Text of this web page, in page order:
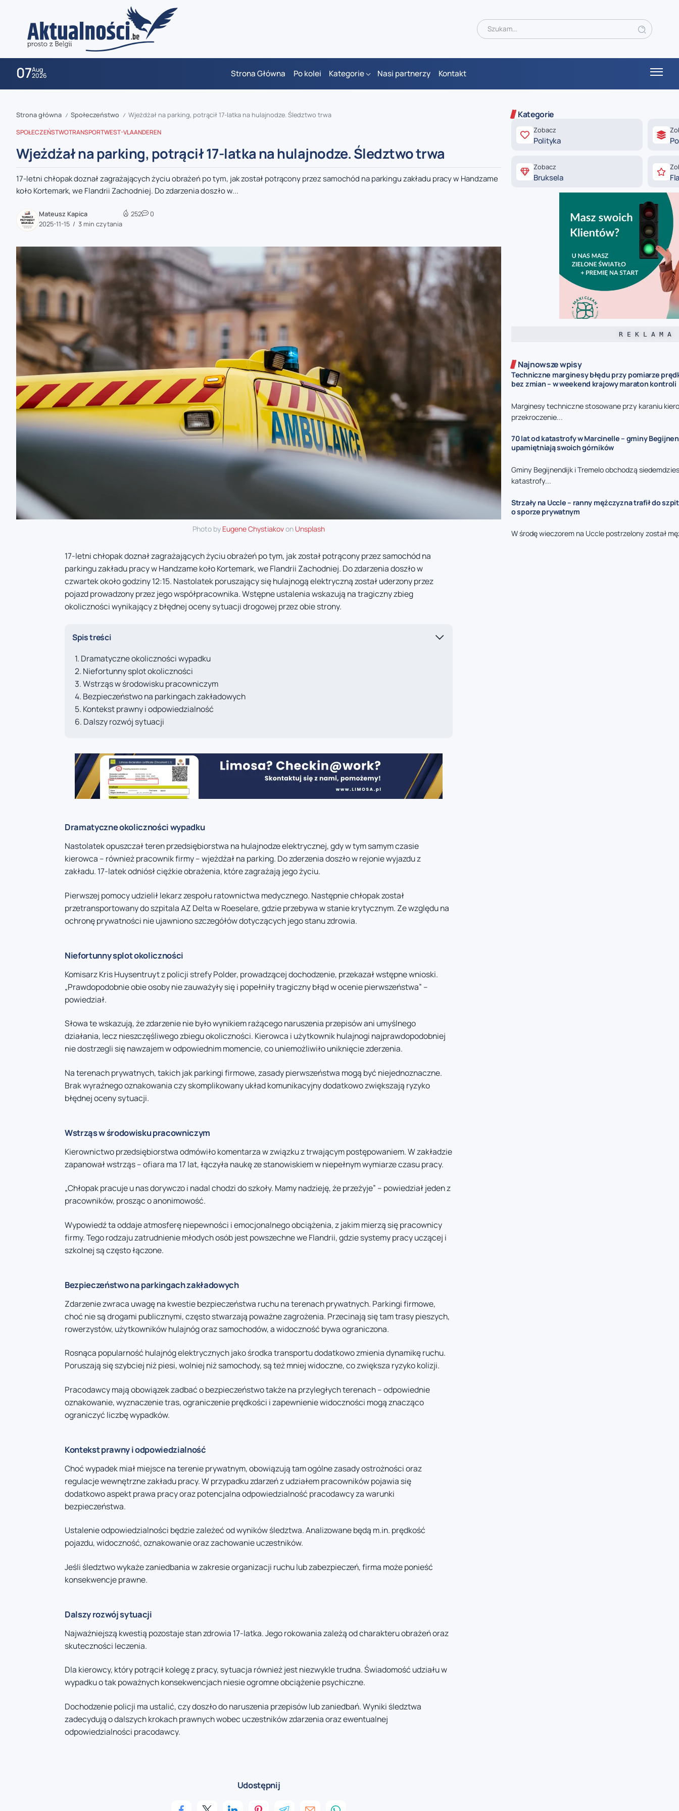
07Aug
2026 Strona Główna Po kolei Kategorie Nasi partnerzy Kontakt
zaobserwuj nas
zaobserwuj nas
zaobserwuj nas
zaobserwuj nas
zaobserwuj nas
Strona główna / Społeczeństwo / Wjeżdżał na parking, potrącił 17-latka na hulajnodze. Śledztwo trwa
SPOŁECZEŃSTWOTRANSPORTWEST-VLAANDEREN
Wjeżdżał na parking, potrącił 17-latka na hulajnodze. Śledztwo trwa
17-letni chłopak doznał zagrażających życiu obrażeń po tym, jak został potrącony przez samochód na parkingu zakładu pracy w Handzame
koło Kortemark, we Flandrii Zachodniej. Do zdarzenia doszło w...
Mateusz Kapica
2025-11-15
3 min czytania
252 0
Photo by Eugene Chystiakovon Unsplash
17-letni chłopak doznał zagrażających życiu obrażeń po tym, jak został potrącony przez samochód na
parkingu zakładu pracy w Handzame koło Kortemark, we Flandrii Zachodniej. Do zdarzenia doszło w
czwartek około godziny 12:15. Nastolatek poruszający się hulajnogą elektryczną został uderzony przez
pojazd prowadzony przez jego współpracownika. Wstępne ustalenia wskazują na tragiczny zbieg
okoliczności wynikający z błędnej oceny sytuacji drogowej przez obie strony.
Spis treści
Dramatyczne okoliczności wypadku
Niefortunny splot okoliczności
Wstrząs w środowisku pracowniczym
Bezpieczeństwo na parkingach zakładowych
Kontekst prawny i odpowiedzialność
Dalszy rozwój sytuacji
Dramatyczne okoliczności wypadku
Nastolatek opuszczał teren przedsiębiorstwa na hulajnodze elektrycznej, gdy w tym samym czasie
kierowca – również pracownik firmy – wjeżdżał na parking. Do zderzenia doszło w rejonie wyjazdu z
zakładu. 17-latek odniósł ciężkie obrażenia, które zagrażają jego życiu.
Pierwszej pomocy udzielił lekarz zespołu ratownictwa medycznego. Następnie chłopak został
przetransportowany do szpitala AZ Delta w Roeselare, gdzie przebywa w stanie krytycznym. Ze względu na
ochronę prywatności nie ujawniono szczegółów dotyczących jego stanu zdrowia.
Niefortunny splot okoliczności
Komisarz Kris Huysentruyt z policji strefy Polder, prowadzącej dochodzenie, przekazał wstępne wnioski.
„Prawdopodobnie obie osoby nie zauważyły się i popełniły tragiczny błąd w ocenie pierwszeństwa” –
powiedział.
Słowa te wskazują, że zdarzenie nie było wynikiem rażącego naruszenia przepisów ani umyślnego
działania, lecz nieszczęśliwego zbiegu okoliczności. Kierowca i użytkownik hulajnogi najprawdopodobniej
nie dostrzegli się nawzajem w odpowiednim momencie, co uniemożliwiło uniknięcie zderzenia.
Na terenach prywatnych, takich jak parkingi firmowe, zasady pierwszeństwa mogą być niejednoznaczne.
Brak wyraźnego oznakowania czy skomplikowany układ komunikacyjny dodatkowo zwiększają ryzyko
błędnej oceny sytuacji.
Wstrząs w środowisku pracowniczym
Kierownictwo przedsiębiorstwa odmówiło komentarza w związku z trwającym postępowaniem. W zakładzie
zapanował wstrząs – ofiara ma 17 lat, łączyła naukę ze stanowiskiem w niepełnym wymiarze czasu pracy.
„Chłopak pracuje u nas dorywczo i nadal chodzi do szkoły. Mamy nadzieję, że przeżyje” – powiedział jeden z
pracowników, prosząc o anonimowość.
Wypowiedź ta oddaje atmosferę niepewności i emocjonalnego obciążenia, z jakim mierzą się pracownicy
firmy. Tego rodzaju zatrudnienie młodych osób jest powszechne we Flandrii, gdzie systemy pracy uczącej i
szkolnej są często łączone.
Bezpieczeństwo na parkingach zakładowych
Zdarzenie zwraca uwagę na kwestie bezpieczeństwa ruchu na terenach prywatnych. Parkingi firmowe,
choć nie są drogami publicznymi, często stwarzają poważne zagrożenia. Przecinają się tam trasy pieszych,
rowerzystów, użytkowników hulajnóg oraz samochodów, a widoczność bywa ograniczona.
Rosnąca popularność hulajnóg elektrycznych jako środka transportu dodatkowo zmienia dynamikę ruchu.
Poruszają się szybciej niż piesi, wolniej niż samochody, są też mniej widoczne, co zwiększa ryzyko kolizji.
Pracodawcy mają obowiązek zadbać o bezpieczeństwo także na przyległych terenach – odpowiednie
oznakowanie, wyznaczenie tras, ograniczenie prędkości i zapewnienie widoczności mogą znacząco
ograniczyć liczbę wypadków.
Kontekst prawny i odpowiedzialność
Choć wypadek miał miejsce na terenie prywatnym, obowiązują tam ogólne zasady ostrożności oraz
regulacje wewnętrzne zakładu pracy. W przypadku zdarzeń z udziałem pracowników pojawia się
dodatkowo aspekt prawa pracy oraz potencjalna odpowiedzialność pracodawcy za warunki
bezpieczeństwa.
Ustalenie odpowiedzialności będzie zależeć od wyników śledztwa. Analizowane będą m.in. prędkość
pojazdu, widoczność, oznakowanie oraz zachowanie uczestników.
Jeśli śledztwo wykaże zaniedbania w zakresie organizacji ruchu lub zabezpieczeń, firma może ponieść
konsekwencje prawne.
Dalszy rozwój sytuacji
Najważniejszą kwestią pozostaje stan zdrowia 17-latka. Jego rokowania zależą od charakteru obrażeń oraz
skuteczności leczenia.
Dla kierowcy, który potrącił kolegę z pracy, sytuacja również jest niezwykle trudna. Świadomość udziału w
wypadku o tak poważnych konsekwencjach niesie ogromne obciążenie psychiczne.
Dochodzenie policji ma ustalić, czy doszło do naruszenia przepisów lub zaniedbań. Wyniki śledztwa
zadecydują o dalszych krokach prawnych wobec uczestników zdarzenia oraz ewentualnej
odpowiedzialności pracodawcy.
Udostępnij
Kategorie
Zobacz
Polityka
Zobacz
Bruksela
R E K L A M A
Najnowsze wpisy
Techniczne marginesy błędu przy pomiarze
bez zmian – w weekend krajowy maraton kontroli
Marginesy techniczne stosowane przy karaniu
przekroczenie...
70 lat od katastrofy w Marcinelle – gminy
upamiętniają swoich górników
Gminy Begijnendijk i Tremelo obchodzą
katastrofy...
Strzały na Uccle – ranny mężczyzna trafił do
o sporze prywatnym
W środę wieczorem na Uccle postrzelony został